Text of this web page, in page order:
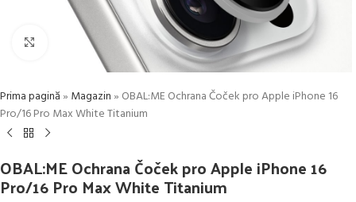
Click to enlarge
Prima pagină» Magazin» OBAL:ME Ochrana Čoček pro Apple iPhone 16
Pro/16 Pro Max White Titanium
OBAL:ME Ochrana Čoček pro Apple iPhone 16
Pro/16 Pro Max White Titanium